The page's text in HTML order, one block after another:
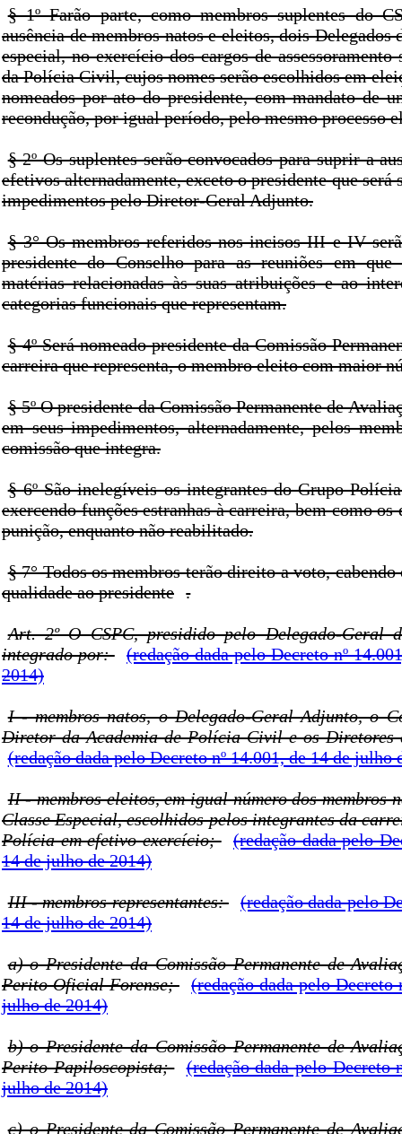
§ 1º Farão parte, como membros suplentes do
ausência de membros natos e eleitos, dois Delegados
especial, no exercício dos cargos de
da Polícia Civil, cujos nomes serão escolhidos em
nomeados por ato do presidente, com mandato de
recondução, por igual período, pelo mesmo processo
§ 2º Os suplentes serão convocados para suprir a
efetivos alternadamente, exceto o presidente que será
impedimentos pelo Diretor-Geral Adjunto.
§ 3° Os membros referidos nos incisos III e IV
presidente do Conselho para as reuniões em que
matérias relacionadas às suas atribuições e ao
categorias funcionais que representam.
§ 4º Será nomeado presidente da Comissão
carreira que representa, o membro eleito com maior
§ 5º O presidente da Comissão Permanente de
em seus impedimentos, alternadamente, pelos
comissão que integra.
§ 6º São inelegíveis os integrantes do Grupo
exercendo funções estranhas à carreira, bem como
punição, enquanto não reabilitado.
§ 7° Todos os membros terão direito a voto, cabendo
qualidade ao presidente
.
Art. 2º O CSPC, presidido pelo Delegado-
integrado por:
(redação dada pelo Decreto nº
2014)
I - membros natos, o Delegado-Geral Adjunto, o
Diretor da Academia de Polícia Civil e os Diretores
(redação dada pelo Decreto nº 14.001, de 14 de julho
II - membros eleitos, em igual número dos membros
Classe Especial, escolhidos pelos integrantes da
Polícia em efetivo exercício;
(redação dada pelo
14 de julho de 2014)
III - membros representantes:
(redação dada pelo
14 de julho de 2014)
a) o Presidente da Comissão Permanente de
Perito Oficial Forense;
(redação dada pelo Decreto
julho de 2014)
b) o Presidente da Comissão Permanente de
Perito Papiloscopista;
(redação dada pelo Decreto
julho de 2014)
c) o Presidente da Comissão Permanente de